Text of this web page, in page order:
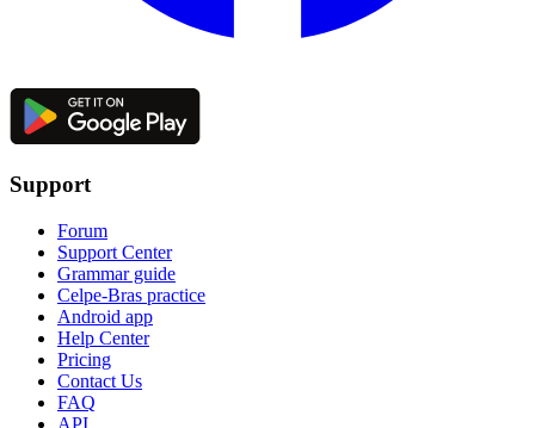
Support
Forum
Support Center
Grammar guide
Celpe-Bras practice
Android app
Help Center
Pricing
Contact Us
FAQ
API